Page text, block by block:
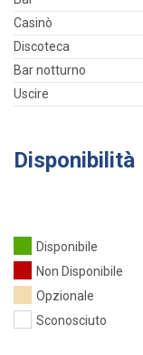
Casinò
Discoteca
Bar notturno
Uscire
Disponibilità
Disponibile
Non Disponibile
Opzionale
Sconosciuto